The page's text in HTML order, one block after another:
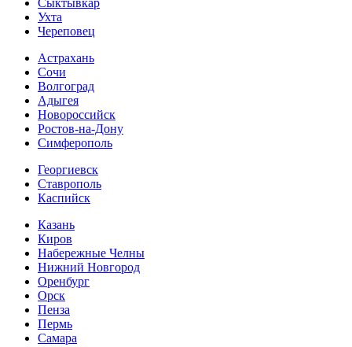
Сыктывкар
Ухта
Череповец
Астрахань
Сочи
Волгоград
Адыгея
Новороссийск
Ростов-на-Дону
Симферополь
Георгиевск
Ставрополь
Каспийск
Казань
Киров
Набережные Челны
Нижний Новгород
Оренбург
Орск
Пенза
Пермь
Самара